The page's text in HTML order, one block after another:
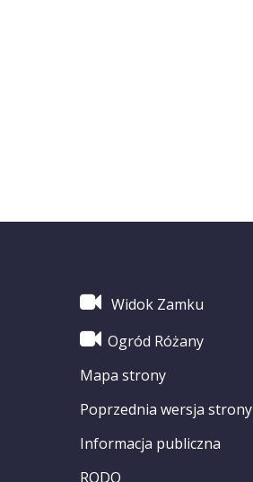
Widok Zamku
Ogród Różany
Mapa strony
Poprzednia wersja strony
Informacja publiczna
RODO